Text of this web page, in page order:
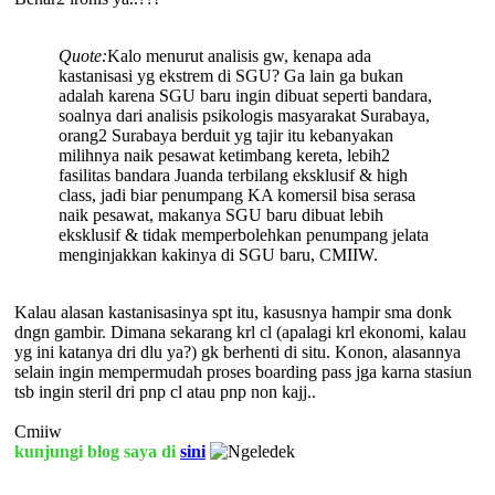
Quote:Kalo menurut analisis gw, kenapa ada
kastanisasi yg ekstrem di SGU? Ga lain ga bukan
adalah karena SGU baru ingin dibuat seperti bandara,
soalnya dari analisis psikologis masyarakat Surabaya,
orang2 Surabaya berduit yg tajir itu kebanyakan
milihnya naik pesawat ketimbang kereta, lebih2
fasilitas bandara Juanda terbilang eksklusif & high
class, jadi biar penumpang KA komersil bisa serasa
naik pesawat, makanya SGU baru dibuat lebih
eksklusif & tidak memperbolehkan penumpang jelata
menginjakkan kakinya di SGU baru, CMIIW.
Kalau alasan kastanisasinya spt itu, kasusnya hampir sma donk
dngn gambir. Dimana sekarang krl cl (apalagi krl ekonomi, kalau
yg ini katanya dri dlu ya?) gk berhenti di situ. Konon, alasannya
selain ingin mempermudah proses boarding pass jga karna stasiun
tsb ingin steril dri pnp cl atau pnp non kajj..
Cmiiw
kunjungi blog saya di sini